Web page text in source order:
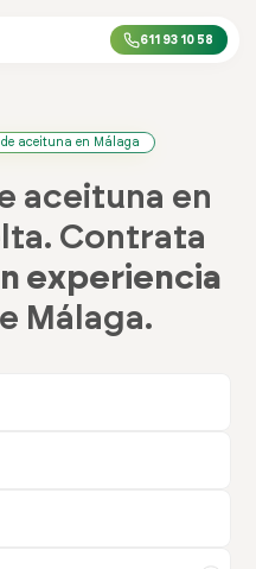
611 93 10 58
aceituna en Málaga
aceituna en
Contrata
experiencia
Málaga.